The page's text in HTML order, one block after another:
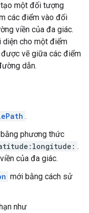
một đối tượng
các điểm vào đối
viền của đa giác.
diện cho một điểm
vẽ giữa các điểm
dẫn.
.
phương thức
.
của đa giác.
mới bằng cách sử
như